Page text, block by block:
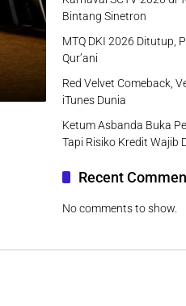
Bintang Sinetron
MTQ DKI 2026 Ditutup,
Qur’ani
Red Velvet Comeback,
iTunes Dunia
Ketum Asbanda Buka
Tapi Risiko Kredit Wajib
Recent
No comments to show.